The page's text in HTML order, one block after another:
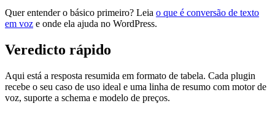
Quer entender o básico primeiro? Leia o que é conversão de texto
em voz e onde ela ajuda no WordPress.
Veredicto rápido
Aqui está a resposta resumida em formato de tabela. Cada plugin
recebe o seu caso de uso ideal e uma linha de resumo com motor de
voz, suporte a schema e modelo de preços.